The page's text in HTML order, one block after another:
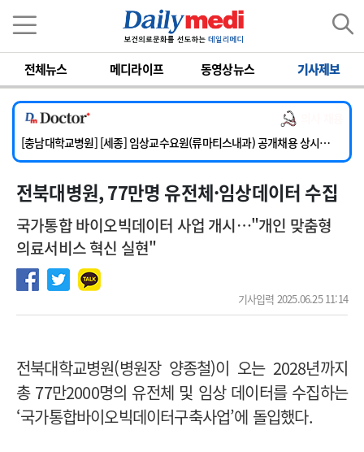
전체뉴스 메디라이프 동영상뉴스 기사제보
[단국대학교병원] 임상전담교원 및 전임의 초빙
[해운대부민병원] [해운대] 2026년 하반기 인턴 모집
[서울아산병원] 건강증진센터 소화기파트 건진교수 초빙
[충남대학교병원] [세종] 임상교수요원(류마티스내과) 공개채용 상시모집
[이대서울병원] 정형외과 일반의 초빙
[단국대학교병원] 임상전담교원 및 전임의 초빙
전북대병원, 77만명 유전체·임상데이터 수집
국가통합 바이오빅데이터 사업 개시…"개인 맞춤형
의료서비스 혁신 실현"
기사입력 2025.06.25 11:14
전북대학교병원(병원장 양종철)이 오는 2028년까지
총 77만2000명의 유전체 및 임상 데이터를 수집하는
‘국가통합바이오빅데이터구축사업’에 돌입했다.